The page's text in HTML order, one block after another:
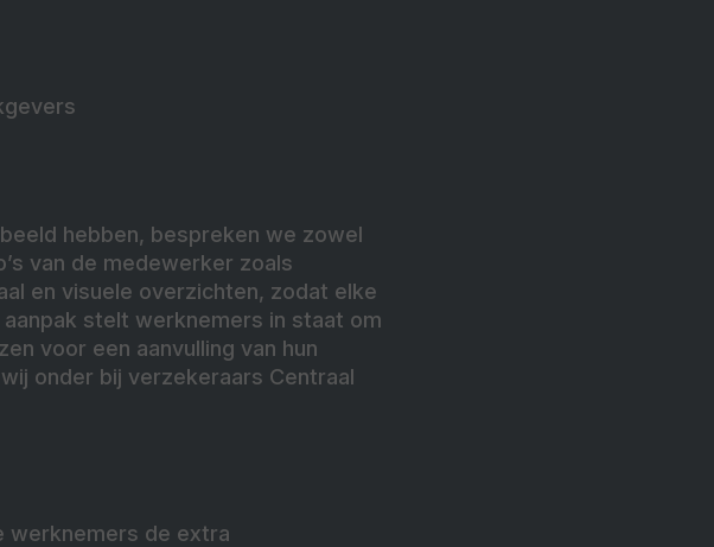
hebben, bespreken we zowel
van de medewerker zoals
en visuele overzichten, zodat elke
stelt werknemers in staat om
voor een aanvulling van hun
onder bij verzekeraars Centraal
werknemers de extra